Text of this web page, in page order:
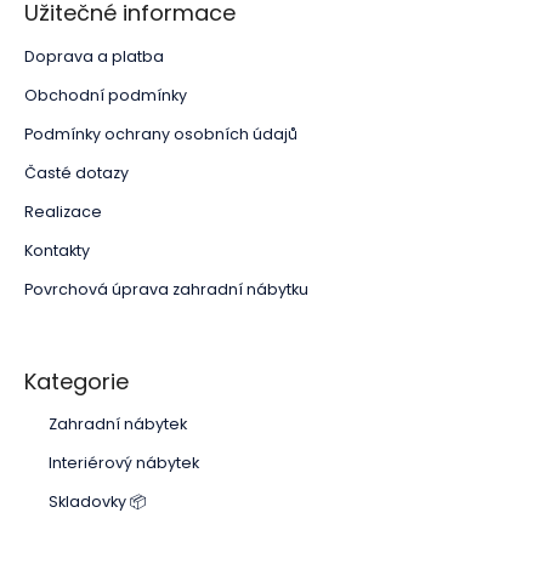
Užitečné informace
Doprava a platba
Obchodní podmínky
Podmínky ochrany osobních údajů
Časté dotazy
Realizace
Kontakty
Povrchová úprava zahradní nábytku
Kategorie
Zahradní nábytek
Interiérový nábytek
Skladovky 📦